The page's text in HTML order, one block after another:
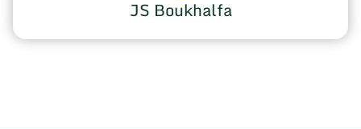
JS Boukhalfa